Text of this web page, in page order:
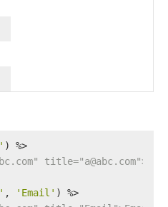
) %>
, 'Email' ) %>